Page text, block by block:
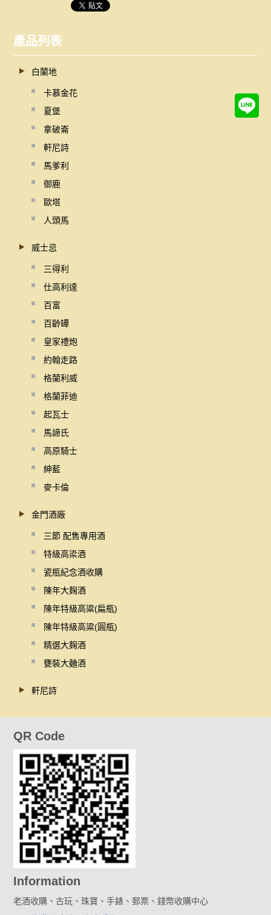
產品列表
白蘭地
卡慕金花
夏堡
拿破崙
軒尼詩
馬爹利
御鹿
歐塔
人頭馬
威士忌
三得利
仕高利達
百富
百齡罈
皇家禮炮
約翰走路
格蘭利威
格蘭菲迪
起瓦士
馬諦氏
高原騎士
紳藍
麥卡倫
金門酒廠
三節 配售專用酒
特級高梁酒
瓷瓶紀念酒收購
陳年大麹酒
陳年特級高粱(扁瓶)
陳年特級高粱(圓瓶)
精選大麹酒
甕裝大麯酒
軒尼詩
QR Code
Information
老酒收購、古玩、珠寶、手錶、郵票、錢幣收購中心